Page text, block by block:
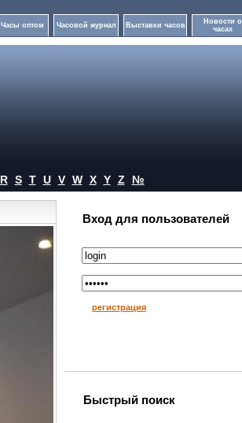
Часы оптом Часовой журнал Выставки часов
Новости о
часах
R S T U V W X Y Z №
Вход для пользователей
регистрация
Быстрый поиск